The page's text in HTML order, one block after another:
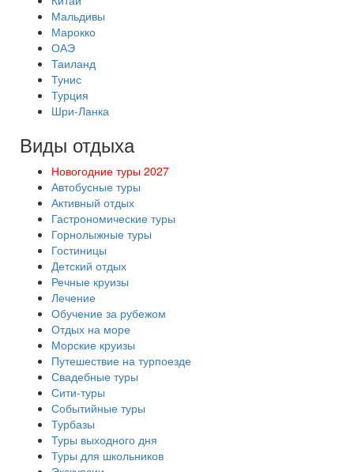
Мальдивы
Марокко
ОАЭ
Таиланд
Тунис
Турция
Шри-Ланка
Виды отдыха
Новогодние туры 2027
Автобусные туры
Активный отдых
Гастрономические туры
Горнолыжные туры
Гостиницы
Детский отдых
Речные круизы
Лечение
Обучение за рубежом
Отдых на море
Морские круизы
Путешествие на турпоезде
Свадебные туры
Сити-туры
Событийные туры
Турбазы
Туры выходного дня
Туры для школьников